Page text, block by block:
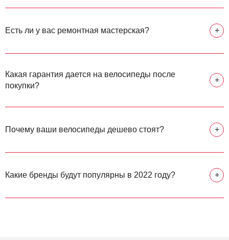
Есть ли у вас ремонтная мастерская? +
Какая гарантия дается на велосипеды после
покупки?
+
Почему ваши велосипеды дешево стоят? +
Какие бренды будут популярны в 2022 году? +